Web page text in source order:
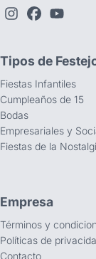
Tipos de
Fiestas Infantiles
Cumpleaños de 15
Bodas
Empresariales y
Fiestas de la
Empresa
Términos y
Políticas de
Contacto